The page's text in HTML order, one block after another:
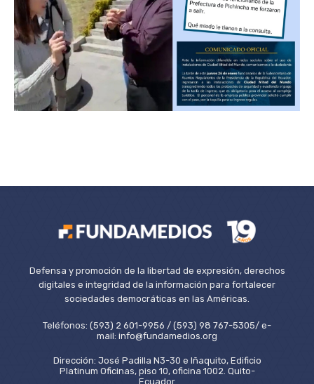
Defensa y promoción de la libertad de expresión, derechos
digitales e integridad de la información para fortalecer
sociedades democráticas en las Américas.
Teléfonos: (593) 2 601-9956 / (593) 98 767-5305/ e-
mail: info@fundamedios.org
Dirección: José Padilla N3-30 e Iñaquito, Edificio
Platinum Oficinas, piso 10, oficina 1002. Quito-
Ecuador